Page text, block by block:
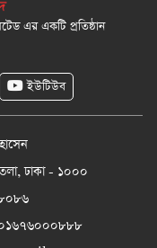
এর একটি প্রতিষ্ঠান
ইউটিউব
ঢাকা - ১০০০